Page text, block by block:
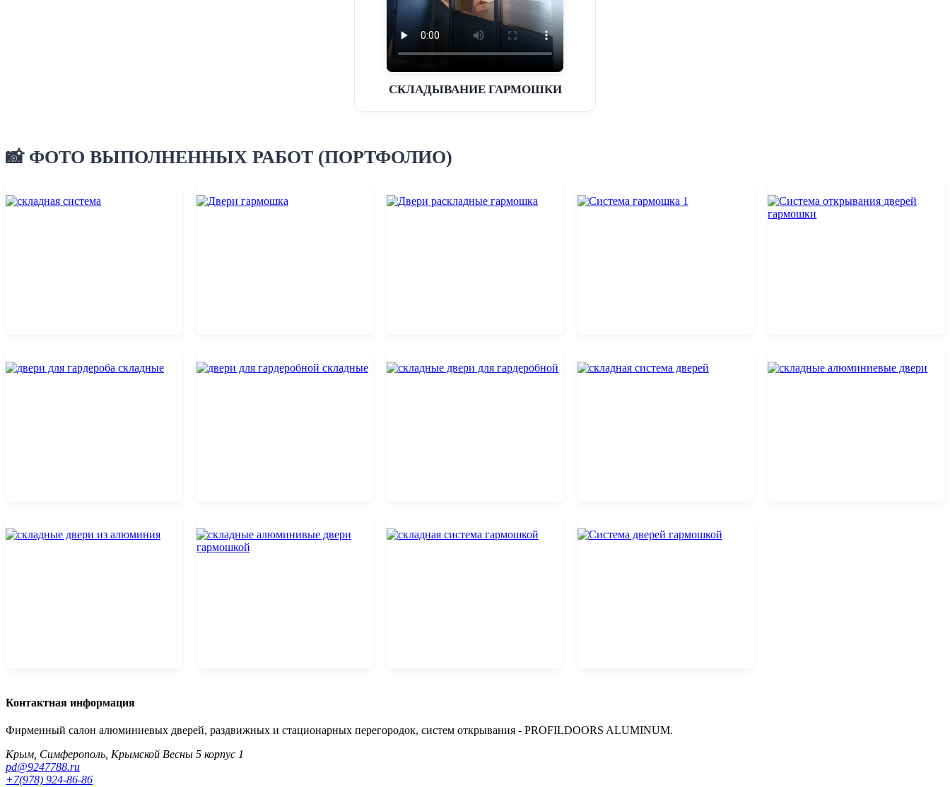
СКЛАДЫВАНИЕ ГАРМОШКИ
📸 ФОТО ВЫПОЛНЕННЫХ РАБОТ (ПОРТФОЛИО)
Контактная информация
Фирменный салон алюминиевых дверей, раздвижных и стационарных перегородок, систем открывания - PROFILDOORS ALUMINUM.
Крым, Симферополь, Крымской Весны 5 корпус 1
pd@9247788.ru
+7(978) 924-86-86